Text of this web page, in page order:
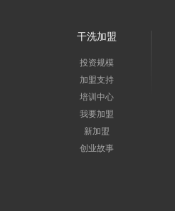
干洗加盟
投资规模
加盟支持
培训中心
我要加盟
新加盟
创业故事